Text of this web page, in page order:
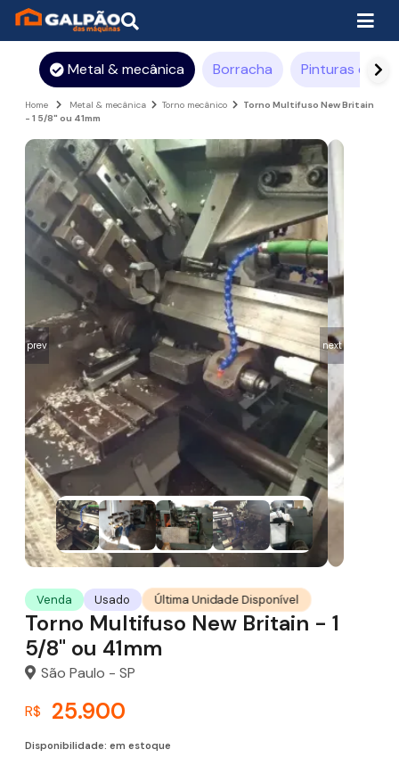
Metal & mecânica Borracha Pinturas e
Home Metal & mecânica Torno mecânico
Torno Multifuso New Britain
- 1 5/8" ou 41mm
prev next
Venda Usado Última Unidade Disponível
Torno Multifuso New Britain - 1
5/8" ou 41mm
São Paulo - SP
R$ 25.900
Disponibilidade: em estoque